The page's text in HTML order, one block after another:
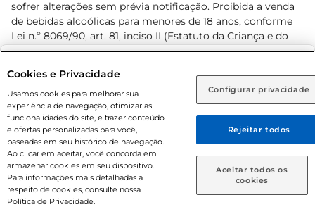
Rio de Janeiro (RJ) Goiás (GO)
Ou
Caso queira comprar online, informe como deseja receber
suas compras:
Entrega em casa Retire em Loja
sofrer alterações sem prévia notificação. Proibida a venda
de bebidas alcoólicas para menores de 18 anos, conforme
Lei n.º 8069/90, art. 81, inciso II (Estatuto da Criança e do
Adolescente). Preços e condições exclusivos para o
prévio. O valor mínimo para as compras on-line é de R$
80,00.
© 2026 Copyright. Todos os direitos
reservados Prezunic.
Cookies e Privacidade
Usamos cookies para melhorar sua
experiência de navegação, otimizar as
funcionalidades do site, e trazer conteúdo
e ofertas personalizadas para você,
baseadas em seu histórico de navegação.
Ao clicar em aceitar, você concorda em
armazenar cookies em seu dispositivo.
Para informações mais detalhadas a
respeito de cookies, consulte nossa
Política de Privacidade.
Configurar privacidade
Rejeitar todos
Aceitar todos os
cookies